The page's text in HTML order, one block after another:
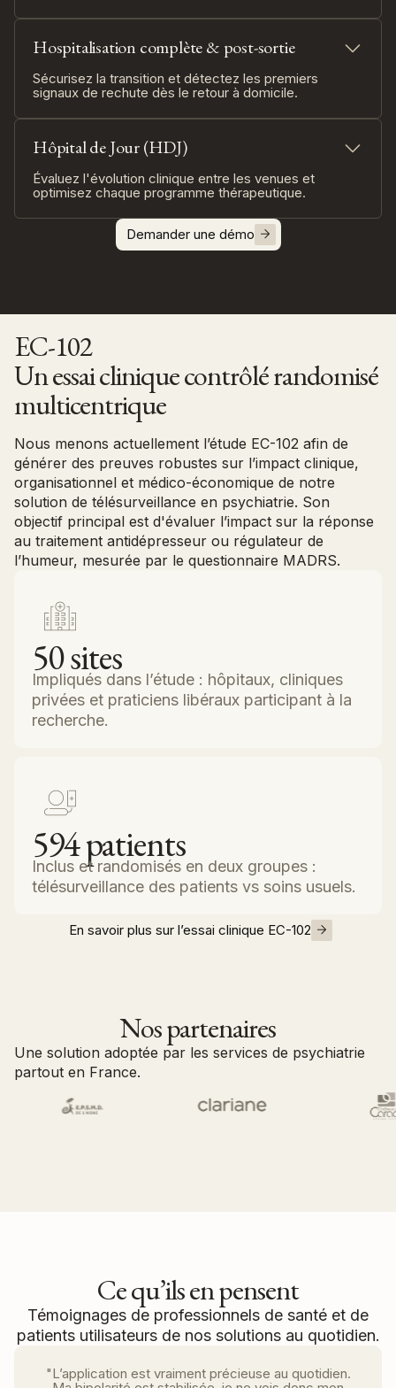
Encouragez vos patients à rester acteurs de leur
suivi grâce à des contenus de psychoéducation
accessibles entre les consultations.
psychologues, IDEC et IPA.
venues.
qu'ils ne disparaissent.
Optimisez la planification selon l'évolution clinique
Hospitalisation complète & post-sortie
Sécurisez la transition et détectez les premiers
signaux de rechute dès le retour à domicile.
l'hospitalisation grâce aux auto-évaluations à
Détectez les signaux de rechute pendant la phase
Sécurisez l'adhésion thérapeutique après la sortie
grâce au suivi de l'observance.
suivi ambulatoire.
Hôpital de Jour (HDJ)
Évaluez l'évolution clinique entre les venues et
optimisez chaque programme thérapeutique.
l'ensemble du programme.
Complétez l'observation clinique par des données
patient déclarées entre les venues.
Demander une démo
EC-102
Un essai clinique contrôlé randomisé
multicentrique
Nous menons actuellement l’étude EC-102 afin de
générer des preuves robustes sur l’impact clinique,
organisationnel et médico-économique de notre
solution de télésurveillance en psychiatrie. Son
objectif principal est d'évaluer l’impact sur la réponse
au traitement antidépresseur ou régulateur de
l’humeur, mesurée par le questionnaire MADRS.
50sites
Impliqués dans l’étude : hôpitaux, cliniques
privées et praticiens libéraux participant à la
recherche.
594patients
Inclus et randomisés en deux groupes :
télésurveillance des patients vs soins usuels.
En savoir plus sur l’essai clinique EC-102
Nos partenaires
Une solution adoptée par les services de psychiatrie
partout en France.
Ce qu’ils en pensent
Témoignages de professionnels de santé et de
patients utilisateurs de nos solutions au quotidien.
"L’application est vraiment précieuse au quotidien.